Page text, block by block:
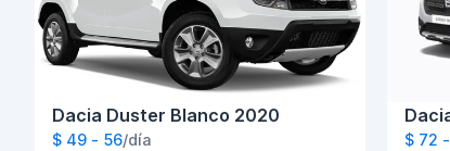
Dacia Duster Blanco 2020
$ 49 - 56/día $ 72